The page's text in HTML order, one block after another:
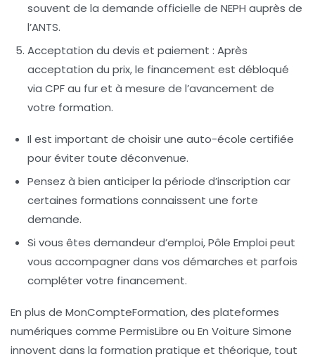
souvent de la demande officielle de NEPH auprès de
l’ANTS.
Acceptation du devis et paiement : Après
acceptation du prix, le financement est débloqué
via CPF au fur et à mesure de l’avancement de
votre formation.
Il est important de choisir une auto-école certifiée
pour éviter toute déconvenue.
Pensez à bien anticiper la période d’inscription car
certaines formations connaissent une forte
demande.
Si vous êtes demandeur d’emploi, Pôle Emploi peut
vous accompagner dans vos démarches et parfois
compléter votre financement.
En plus de MonCompteFormation, des plateformes
numériques comme PermisLibre ou En Voiture Simone
innovent dans la formation pratique et théorique, tout